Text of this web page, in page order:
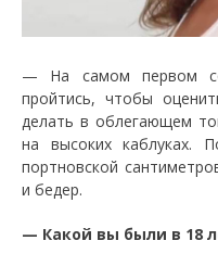
— На самом первом
пройтись, чтобы
делать в облегающем
на высоких каблуках.
портновской
и бедер.
— Какой вы были в 18